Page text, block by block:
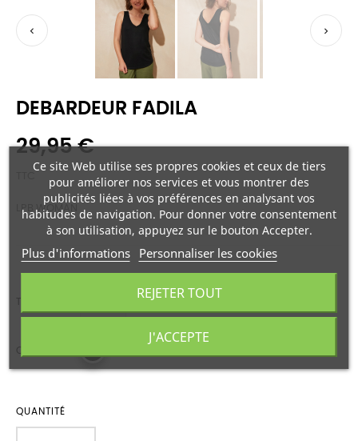
 
DEBARDEUR FADILA
29,95 €
LPB WOMAN
TAILLE
COULEUR
QUANTITÉ
Ce site Web utilise ses propres cookies et ceux de tiers
pour améliorer nos services et vous montrer des
publicités liées à vos préférences en analysant vos
habitudes de navigation. Pour donner votre consentement
à son utilisation, appuyez sur le bouton Accepter.
Plus d'informations Personnaliser les cookies
REJETER TOUT
J'ACCEPTE